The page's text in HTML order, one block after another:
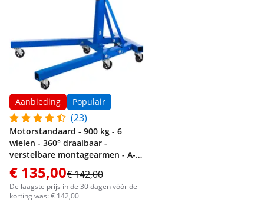
Aanbieding Populair
(23)
Motorstandaard - 900 kg - 6
wielen - 360° draaibaar -
verstelbare montagearmen - A-
vormige basis
€ 135,00€ 142,00
De laagste prijs in de 30 dagen vóór de
korting was: € 142,00